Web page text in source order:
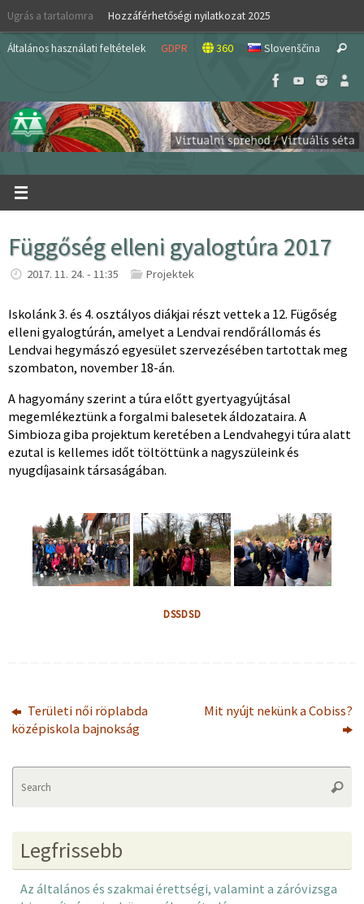
Skip
content
Ugrás a tartalomra Hozzáférhetőségi nyilatkozat 2025
Általános használati feltételek GDPR 360 Slovenščina Search
Függőség elleni gyalogtúra 2017
2017. 11. 24. - 11:35 Projektek
Iskolánk 3. és 4. osztályos diákjai részt vettek a 12. Fügőség
elleni gyalogtúrán, amelyet a Lendvai rendőrállomás és
Lendvai hegymászó egyesület szervezésében tartottak meg
szombaton, november 18-án.
A hagyomány szerint a túra előtt gyertyagyújtásal
megemlékeztünk a forgalmi balesetek áldozataira. A
Simbioza giba projektum keretében a Lendvahegyi túra alatt
ezutal is kellemes időt töltöttünk a nagyszüleink és
nyugdíjasaink társaságában.
DSSDSD
Területi női röplabda
középiskola bajnokság
Mit nyújt nekünk a Cobiss?
Legfrissebb
Az általános és szakmai érettségi, valamint a záróvizsga